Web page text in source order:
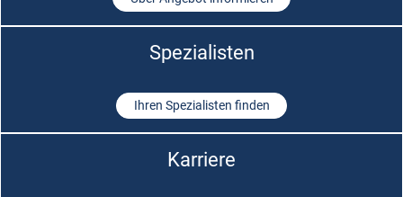
Spezialisten
Ihren Spezialisten finden
Karriere